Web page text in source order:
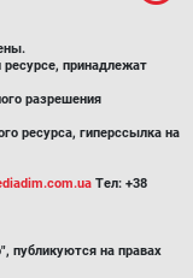
принадлежат
разрешения
ресурса, гиперссылка на
Тел: +38
публикуются на правах